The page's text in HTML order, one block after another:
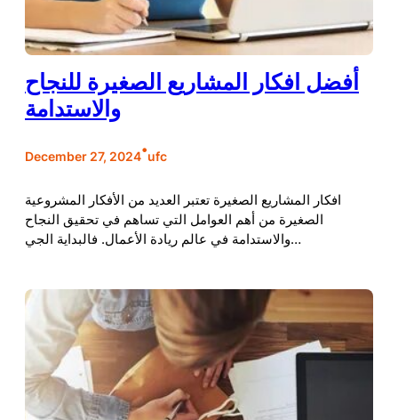
أفضل افكار المشاريع الصغيرة للنجاح
والاستدامة
December 27, 2024•ufc
افكار المشاريع الصغيرة تعتبر العديد من الأفكار المشروعية
الصغيرة من أهم العوامل التي تساهم في تحقيق النجاح
والاستدامة في عالم ريادة الأعمال. فالبداية الجي…